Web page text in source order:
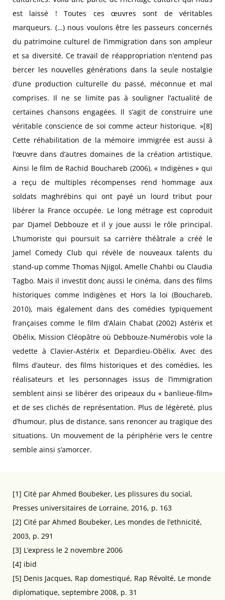
est laissé ! Toutes ces œuvres sont de véritables
marqueurs. (…) nous voulons être les passeurs concernés
du patrimoine culturel de l’immigration dans son ampleur
et sa diversité. Ce travail de réappropriation n’entend pas
bercer les nouvelles générations dans la seule nostalgie
d’une production culturelle du passé, méconnue et mal
comprises. Il ne se limite pas à souligner l’actualité de
certaines chansons engagées. Il s’agit de construire une
véritable conscience de soi comme acteur historique. »[8]
Cette réhabilitation de la mémoire immigrée est aussi à
l’œuvre dans d’autres domaines de la création artistique.
Ainsi le film de Rachid Bouchareb (2006), « Indigènes » qui
a reçu de multiples récompenses rend hommage aux
soldats maghrébins qui ont payé un lourd tribut pour
libérer la France occupée. Le long métrage est coproduit
par Djamel Debbouze et il y joue aussi le rôle principal.
L’humoriste qui poursuit sa carrière théâtrale a créé le
Jamel Comedy Club qui révèle de nouveaux talents du
stand-up comme Thomas Njigol, Amelle Chahbi ou Claudia
Tagbo. Mais il investit donc aussi le cinéma, dans des films
historiques comme Indigènes et Hors la loi (Bouchareb,
2010), mais également dans des comédies typiquement
françaises comme le film d’Alain Chabat (2002) Astérix et
Obélix, Mission Cléopâtre où Debbouze-Numérobis vole la
vedette à Clavier-Astérix et Depardieu-Obélix. Avec des
films d’auteur, des films historiques et des comédies, les
réalisateurs et les personnages issus de l’immigration
semblent ainsi se libérer des oripeaux du « banlieue-film»
et de ses clichés de représentation. Plus de légèreté, plus
d’humour, plus de distance, sans renoncer au tragique des
situations. Un mouvement de la périphérie vers le centre
semble ainsi s’amorcer.
[1] Cité par Ahmed Boubeker, Les plissures du social,
Presses universitaires de Lorraine, 2016, p. 163
[2] Cité par Ahmed Boubeker, Les mondes de l’ethnicité,
2003, p. 291
[3] L’express le 2 novembre 2006
[4] ibid
[5] Denis Jacques, Rap domestiqué, Rap Révolté, Le monde
diplomatique, septembre 2008, p. 31